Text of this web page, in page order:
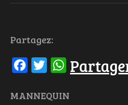
Partagez:
Facebook
Twitter
MANNEQUIN